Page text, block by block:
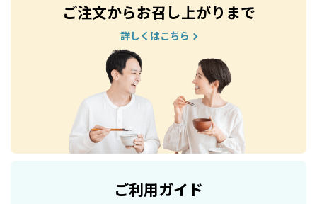
ご注文からお召し上がりまで
詳しくはこちら
ご利用ガイド